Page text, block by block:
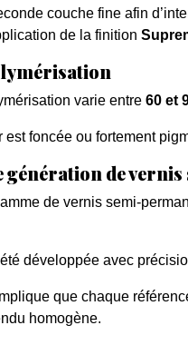
couche fine afin
de la finition
varie entre 60 et
est foncée ou fortement
génération de
de vernis semi-
développée avec
que chaque
homogène.